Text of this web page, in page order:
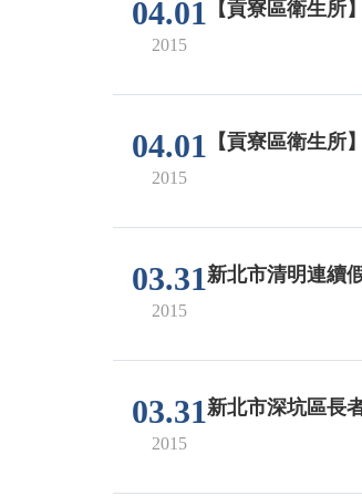
04.01
2015
【貢寮區衛生所
04.01
2015
【貢寮區衛生所
03.31
2015
新北市清明連續
03.31
2015
新北市深坑區長